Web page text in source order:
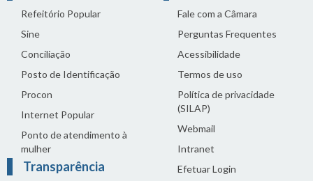
Refeitório Popular
Sine
Conciliação
Posto de Identificação
Procon
Internet Popular
Ponto de atendimento à
mulher
Transparência
Fale com a Câmara
Perguntas Frequentes
Acessibilidade
Termos de uso
Política de privacidade
(SILAP)
Webmail
Intranet
Efetuar Login